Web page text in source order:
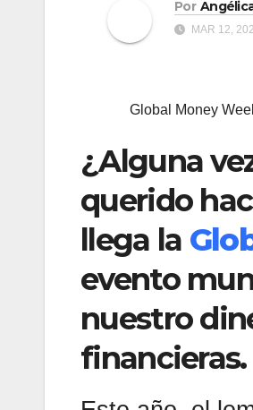
Por
MAR 12,
Global Money
¿Alguna
querido
llega la
evento
nuestro
financieras.